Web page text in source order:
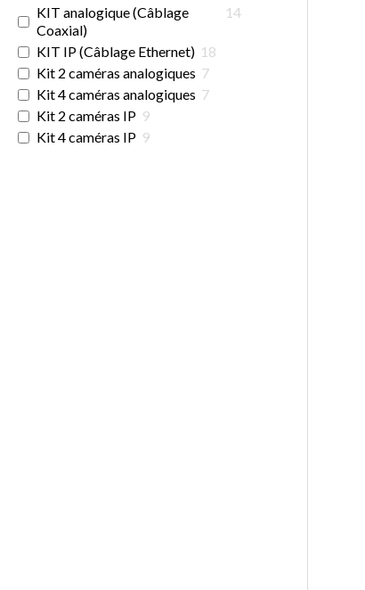
KIT analogique (Câblage
Coaxial)
14
KIT IP (Câblage Ethernet) 18
Kit 2 caméras analogiques 7
Kit 4 caméras analogiques 7
Kit 2 caméras IP 9
Kit 4 caméras IP 9